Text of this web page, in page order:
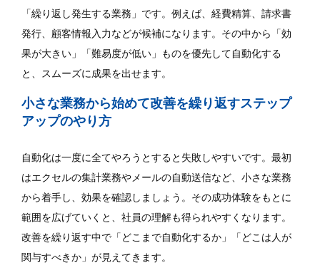
「繰り返し発生する業務」です。例えば、経費精算、請求書
発行、顧客情報入力などが候補になります。その中から「効
果が大きい」「難易度が低い」ものを優先して自動化する
と、スムーズに成果を出せます。
小さな業務から始めて改善を繰り返すステップ
アップのやり方
自動化は一度に全てやろうとすると失敗しやすいです。最初
はエクセルの集計業務やメールの自動送信など、小さな業務
から着手し、効果を確認しましょう。その成功体験をもとに
範囲を広げていくと、社員の理解も得られやすくなります。
改善を繰り返す中で「どこまで自動化するか」「どこは人が
関与すべきか」が見えてきます。